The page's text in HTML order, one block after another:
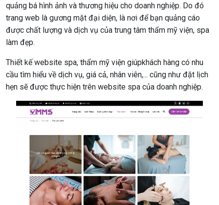
quảng bá hình ảnh và thương hiệu cho doanh nghiệp. Do đó
trang web là gương mặt đại diện, là nơi để bạn quảng cáo
được chất lượng và dịch vụ của trung tâm thẩm mỹ viện, spa
làm đẹp.
Thiết kế website spa, thẩm mỹ viện giúpkhách hàng có nhu
cầu tìm hiểu về dịch vụ, giá cả, nhân viên,... cũng như đặt lịch
hẹn sẽ được thực hiện trên website spa của doanh nghiệp.